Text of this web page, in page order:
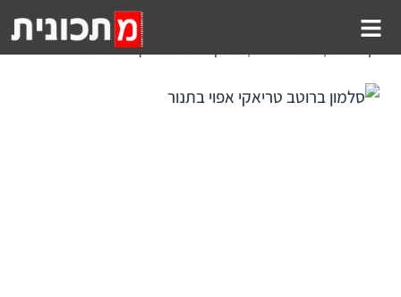
סלמון ברוטב טריאקי אפוי בתנור